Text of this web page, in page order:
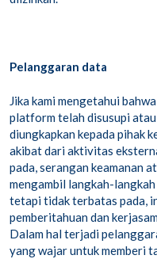
Pelanggaran data
Jika kami mengetahui
platform telah disusupi
diungkapkan kepada pihak
akibat dari aktivitas
pada, serangan keamanan
mengambil langkah-
tetapi tidak terbatas pada,
pemberitahuan dan
Dalam hal terjadi
yang wajar untuk memberi